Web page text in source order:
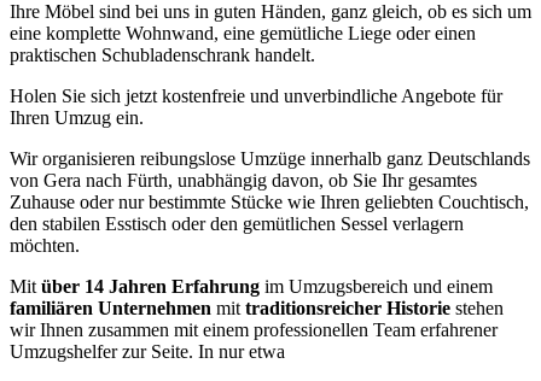
Ihre Möbel sind bei uns in guten Händen, ganz gleich, ob es sich um
eine komplette Wohnwand, eine gemütliche Liege oder einen
praktischen Schubladenschrank handelt.
Holen Sie sich jetzt kostenfreie und unverbindliche Angebote für
Ihren Umzug ein.
Wir organisieren reibungslose Umzüge innerhalb ganz Deutschlands
von Gera nach Fürth, unabhängig davon, ob Sie Ihr gesamtes
Zuhause oder nur bestimmte Stücke wie Ihren geliebten Couchtisch,
den stabilen Esstisch oder den gemütlichen Sessel verlagern
möchten.
Mit über 14 Jahren Erfahrung im Umzugsbereich und einem
familiären Unternehmen mit traditionsreicher Historie stehen
wir Ihnen zusammen mit einem professionellen Team erfahrener
Umzugshelfer zur Seite. In nur etwa